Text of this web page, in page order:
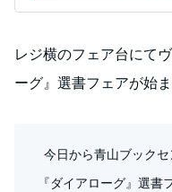
レジ横のフェア台にて
ーグ』選書フェアが始
今日から青山ブック
『ダイアローグ』選